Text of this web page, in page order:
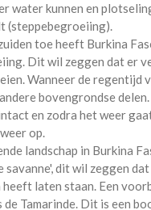
water kunnen en
(steppebegroeiing).
toe heeft Burkina
Dit wil zeggen dat er
Wanneer de regentijd
bovengrondse
en zodra het weer
op.
landschap in Burkina
dit wil zeggen dat
laten staan. Een
Tamarinde. Dit is een